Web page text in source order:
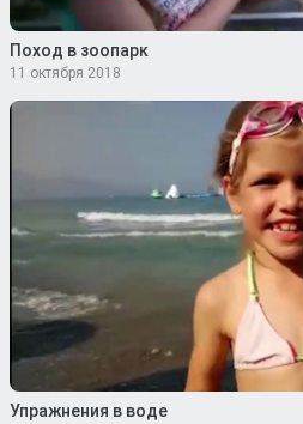
Поход в зоопарк
11 октября 2018
Упражнения в воде